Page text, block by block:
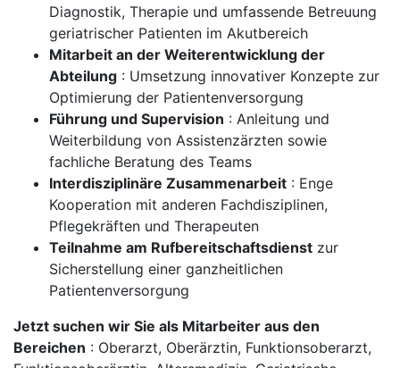
Diagnostik, Therapie und umfassende Betreuung
geriatrischer Patienten im Akutbereich
Mitarbeit an der Weiterentwicklung der
Abteilung : Umsetzung innovativer Konzepte zur
Optimierung der Patientenversorgung
Führung und Supervision : Anleitung und
Weiterbildung von Assistenzärzten sowie
fachliche Beratung des Teams
Interdisziplinäre Zusammenarbeit : Enge
Kooperation mit anderen Fachdisziplinen,
Pflegekräften und Therapeuten
Teilnahme am Rufbereitschaftsdienst zur
Sicherstellung einer ganzheitlichen
Patientenversorgung
Jetzt suchen wir Sie als Mitarbeiter aus den
Bereichen : Oberarzt, Oberärztin, Funktionsoberarzt,